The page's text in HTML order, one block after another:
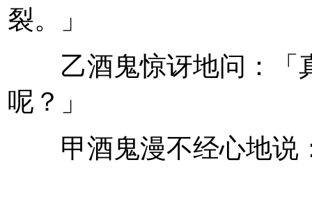
裂。」
乙酒鬼惊讶地问：「
呢？」
甲酒鬼漫不经心地说